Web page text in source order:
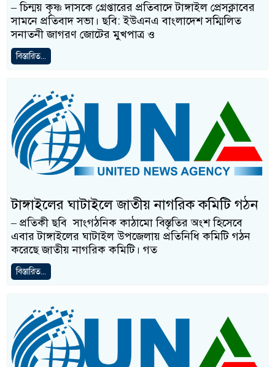
– চিন্ময় কৃষ্ণ দাসকে গ্রেপ্তারের প্রতিবাদে টাঙ্গাইল প্রেসক্লাবের
সামনে প্রতিবাদ সভা। ছবি: ইউএনএ বাংলাদেশ সম্মিলিত
সনাতনী জাগরণ জোটের মুখপাত্র ও
বিস্তারিত...
টাঙ্গাইলের ঘাটাইলে জাতীয় নাগরিক কমিটি গঠন
– প্রতিকী ছবি সাংগঠনিক কাঠামো বিস্তৃতির অংশ হিসেবে
এবার টাঙ্গাইলের ঘাটাইল উপজেলায় প্রতিনিধি কমিটি গঠন
করেছে জাতীয় নাগরিক কমিটি। গত
বিস্তারিত...